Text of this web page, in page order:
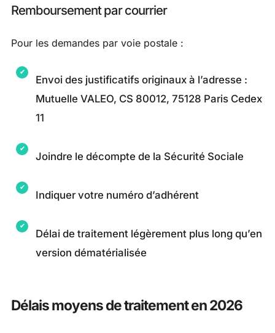
Remboursement par courrier
Pour les demandes par voie postale :
Envoi des justificatifs originaux à l’adresse :
Mutuelle VALEO, CS 80012, 75128 Paris Cedex
11
Joindre le décompte de la Sécurité Sociale
Indiquer votre numéro d’adhérent
Délai de traitement légèrement plus long qu’en
version dématérialisée
Délais moyens de traitement en 2026